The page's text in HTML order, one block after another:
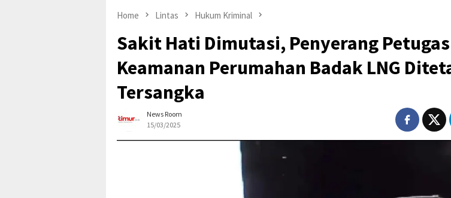
Home Lintas Hukum Kriminal
Sakit Hati Dimutasi, Penyerang Petugas
Keamanan Perumahan Badak LNG
Tersangka
News Room
15/03/2025